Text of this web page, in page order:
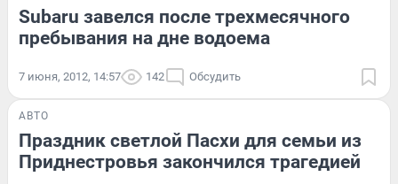
Subaru завелся после трехмесячного
пребывания на дне водоема
7 июня, 2012, 14:57 142 Обсудить
АВТО
Праздник светлой Пасхи для семьи из
Приднестровья закончился трагедией